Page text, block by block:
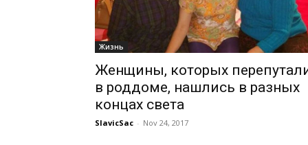
Жизнь
Женщины, которых
в роддоме, нашлись в разных
концах света
SlavicSac - Nov 24, 2017